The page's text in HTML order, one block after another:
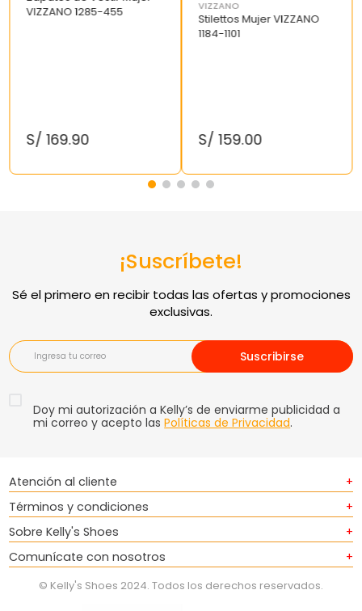
VIZZANO 1285-455
S/ 169.90
VIZZANO
Stilettos Mujer VIZZANO
1184-1101
S/ 159.00
¡Suscríbete!
Suscribirse
Doy mi autorización a Kelly’s de enviarme publicidad a
mi correo y acepto lasPolíticas de Privacidad.
Atención al cliente
+
Términos y condiciones
+
Sobre Kelly's Shoes
+
Comunícate con nosotros
+
© Kelly's Shoes 2024. Todos los derechos reservados.